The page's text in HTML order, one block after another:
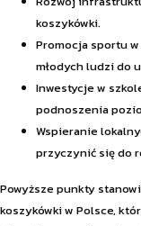
koszykówki.
Promocja sportu
młodych ludzi do
Inwestycje w
podnoszenia
Wspieranie
przyczynić się do
Powyższe punkty
koszykówki w Polsce,